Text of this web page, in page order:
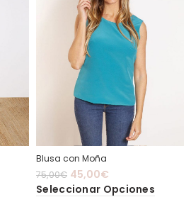
Blusa con Moña
75,00€ 45,00€
Seleccionar Opciones